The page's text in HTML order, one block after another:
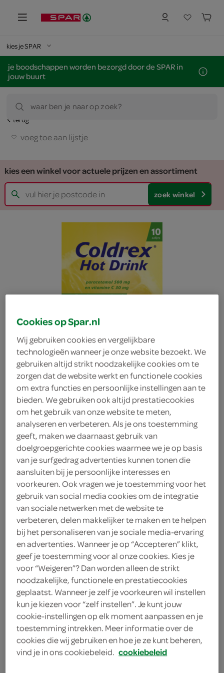
kies je SPAR
je boodschappen worden bezorgd door de SPAR in
jouw buurt
waar ben je naar op zoek?
terug
voeg toe aan lijstje
kies een winkel voor actuele prijzen en assortiment
zoek winkel
Hot Coldrex
Paracetamol Coldrex
Hot Coldrex
9.
99
10 Stuks
Let op: aanbiedingen zijn niet zichtbaar bij de
producten, maar worden wél automatisch
verwerkt in de winkelmand.
bij koorts en pijn
Bij griep
Tegen verkoudheid
Cookies op Spar.nl
Wij gebruiken cookies en vergelijkbare
technologieën wanneer je onze website bezoekt. We
gebruiken altijd strikt noodzakelijke cookies om te
zorgen dat de website werkt en functionele cookies
om extra functies en persoonlijke instellingen aan te
bieden. We gebruiken ook altijd prestatiecookies
om het gebruik van onze website te meten,
analyseren en verbeteren. Als je ons toestemming
geeft, maken we daarnaast gebruik van
doelgroepgerichte cookies waarmee we je op basis
van je surfgedrag advertenties kunnen tonen die
aansluiten bij je persoonlijke interesses en
voorkeuren. Ook vragen we je toestemming voor het
gebruik van social media cookies om de integratie
van sociale netwerken met de website te
verbeteren, delen makkelijker te maken en te helpen
bij het personaliseren van je sociale media-ervaring
en advertenties. Wanneer je op “Accepteren” klikt,
geef je toestemming voor al onze cookies. Kies je
voor “Weigeren”? Dan worden alleen de strikt
noodzakelijke, functionele en prestatiecookies
geplaatst. Wanneer je zelf je voorkeuren wil instellen
kun je kiezen voor “zelf instellen”. Je kunt jouw
cookie-instellingen op elk moment aanpassen en je
toestemming intrekken. Meer informatie over de
cookies die wij gebruiken en hoe je ze kunt beheren,
vind je in ons cookiebeleid. cookiebeleid